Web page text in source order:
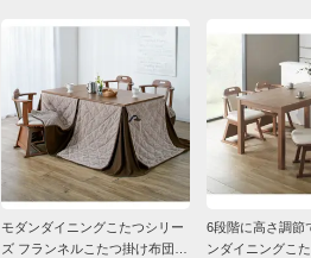
モダンダイニングこたつシリー
ズ フランネルこたつ掛け布団
6段階に高さ調節
ンダイニングこ